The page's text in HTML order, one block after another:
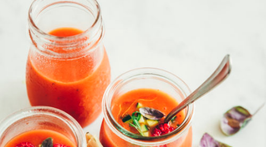
LIRE L'ARTICLE